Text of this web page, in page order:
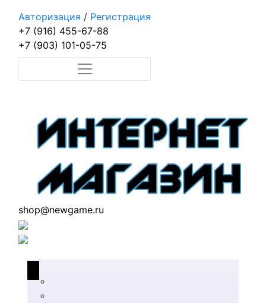
Авторизация / Регистрация
+7 (916) 455-67-88
+7 (903) 101-05-75
shop@newgame.ru